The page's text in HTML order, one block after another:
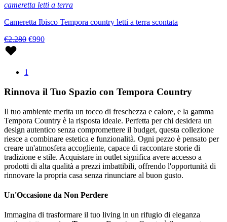
cameretta letti a terra
Cameretta Ibisco Tempora country letti a terra scontata
€2.280 €990
1
Rinnova il Tuo Spazio con Tempora Country
Il tuo ambiente merita un tocco di freschezza e calore, e la gamma
Tempora Country è la risposta ideale. Perfetta per chi desidera un
design autentico senza compromettere il budget, questa collezione
riesce a combinare estetica e funzionalità. Ogni pezzo è pensato per
creare un'atmosfera accogliente, capace di raccontare storie di
tradizione e stile. Acquistare in outlet significa avere accesso a
prodotti di alta qualità a prezzi imbattibili, offrendo l'opportunità di
rinnovare la propria casa senza rinunciare al buon gusto.
Un'Occasione da Non Perdere
Immagina di trasformare il tuo living in un rifugio di eleganza